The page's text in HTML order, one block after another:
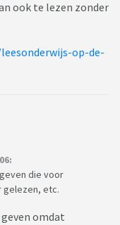
ook te lezen zonder
op-de-
die voor
gelezen, etc.
omdat